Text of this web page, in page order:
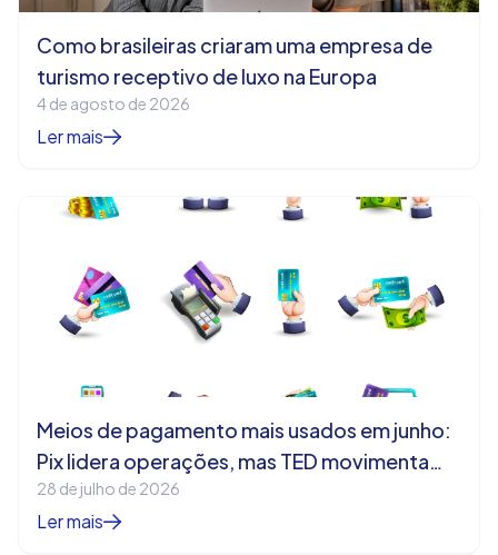
Como brasileiras criaram uma empresa de
turismo receptivo de luxo na Europa
4 de agosto de 2026
Ler mais
Meios de pagamento mais usados em junho:
Pix lidera operações, mas TED movimenta
mais dinheiro
28 de julho de 2026
Ler mais